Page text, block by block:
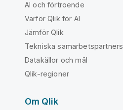
AI och förtroende
Varför Qlik för AI
Jämför Qlik
Tekniska samarbetspartners
Datakällor och mål
Qlik-regioner
Om Qlik